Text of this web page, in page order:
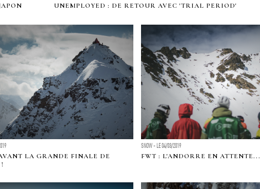
UNEMPLOYED : DE RETOUR AVEC 'TRIAL PERIOD'
LA GRANDE FINALE DE
SNOW - LE 04/03/2019
FWT : L'ANDORRE EN ATTENTE...